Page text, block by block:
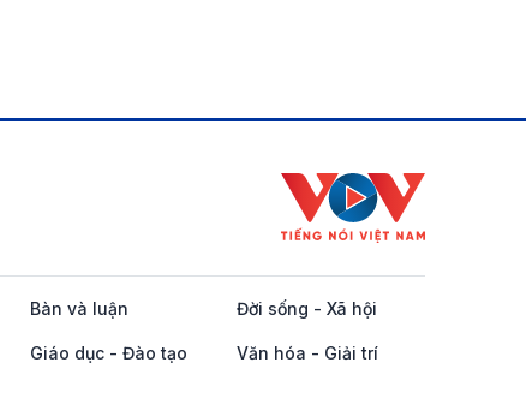
Bàn và luận Đời sống - Xã hội
Giáo dục - Đào tạo Văn hóa - Giải trí